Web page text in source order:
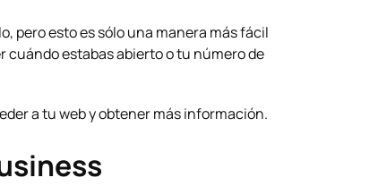
pero esto es sólo una manera más fácil
cuándo estabas abierto o tu número de
a tu web y obtener más información.